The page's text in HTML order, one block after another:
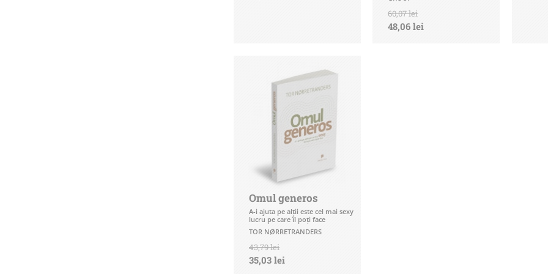
60,07 lei
48,06 lei
Omul generos
A-i ajuta pe alţii este cel mai sexy
lucru pe care îl poţi face
TOR NØRRETRANDERS
43,79 lei
35,03 lei